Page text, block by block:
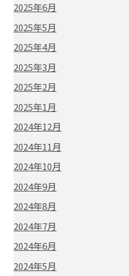
2025年6月
2025年5月
2025年4月
2025年3月
2025年2月
2025年1月
2024年12月
2024年11月
2024年10月
2024年9月
2024年8月
2024年7月
2024年6月
2024年5月